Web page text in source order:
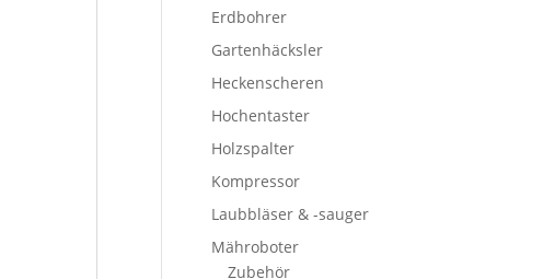
Erdbohrer
Gartenhäcksler
Heckenscheren
Hochentaster
Holzspalter
Kompressor
Laubbläser & -sauger
Mähroboter
Zubehör